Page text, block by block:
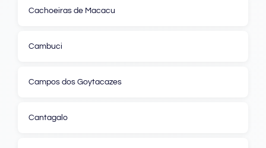
Cachoeiras de Macacu
Cambuci
Campos dos Goytacazes
Cantagalo